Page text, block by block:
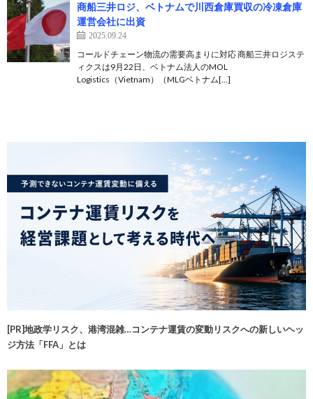
商船三井ロジ、ベトナムで川西倉庫買収の冷凍倉庫
運営会社に出資
2025.09.24
コールドチェーン物流の需要高まりに対応 商船三井ロジステ
ィクスは9月22日、ベトナム法人のMOL
Logistics（Vietnam）（MLGベトナム[…]
[PR]地政学リスク、港湾混雑…コンテナ運賃の変動リスクへの新しいヘッ
ジ方法「FFA」とは